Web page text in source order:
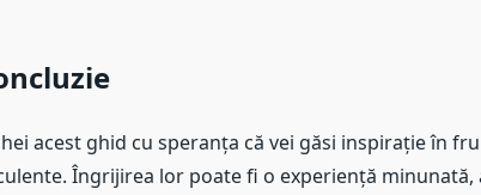
acest ghid cu speranța că vei găsi inspirație în
Îngrijirea lor poate fi o experiență